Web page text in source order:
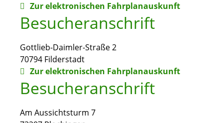
Zur elektronischen Fahrplanauskunft
Besucheranschrift
Gottlieb-Daimler-Straße 2
70794 Filderstadt
Zur elektronischen Fahrplanauskunft
Besucheranschrift
Am Aussichtsturm 7